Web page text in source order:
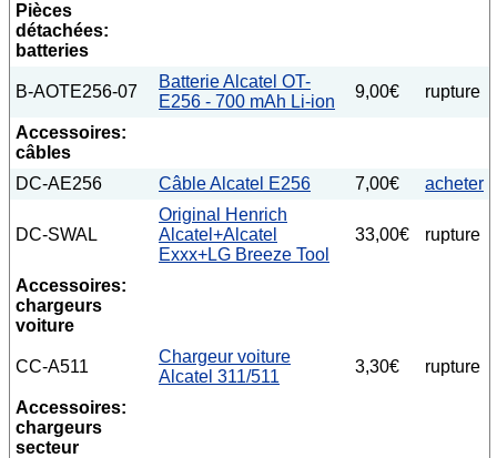
Pièces
détachées:
batteries
B-AOTE256-07
Batterie Alcatel OT-
E256 - 700 mAh Li-ion
9,00€ rupture
Accessoires:
câbles
DC-AE256
Câble Alcatel E256 7,00€ acheter
DC-SWAL
Original Henrich
Alcatel+Alcatel
Exxx+LG Breeze Tool
33,00€ rupture
Accessoires:
chargeurs
voiture
CC-A511
Chargeur voiture
Alcatel 311/511
3,30€ rupture
Accessoires:
chargeurs
secteur